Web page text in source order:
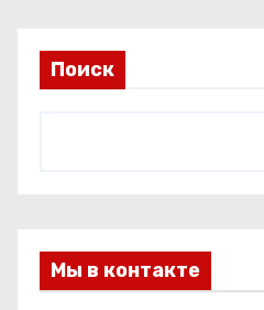
Поиск
Мы в контакте